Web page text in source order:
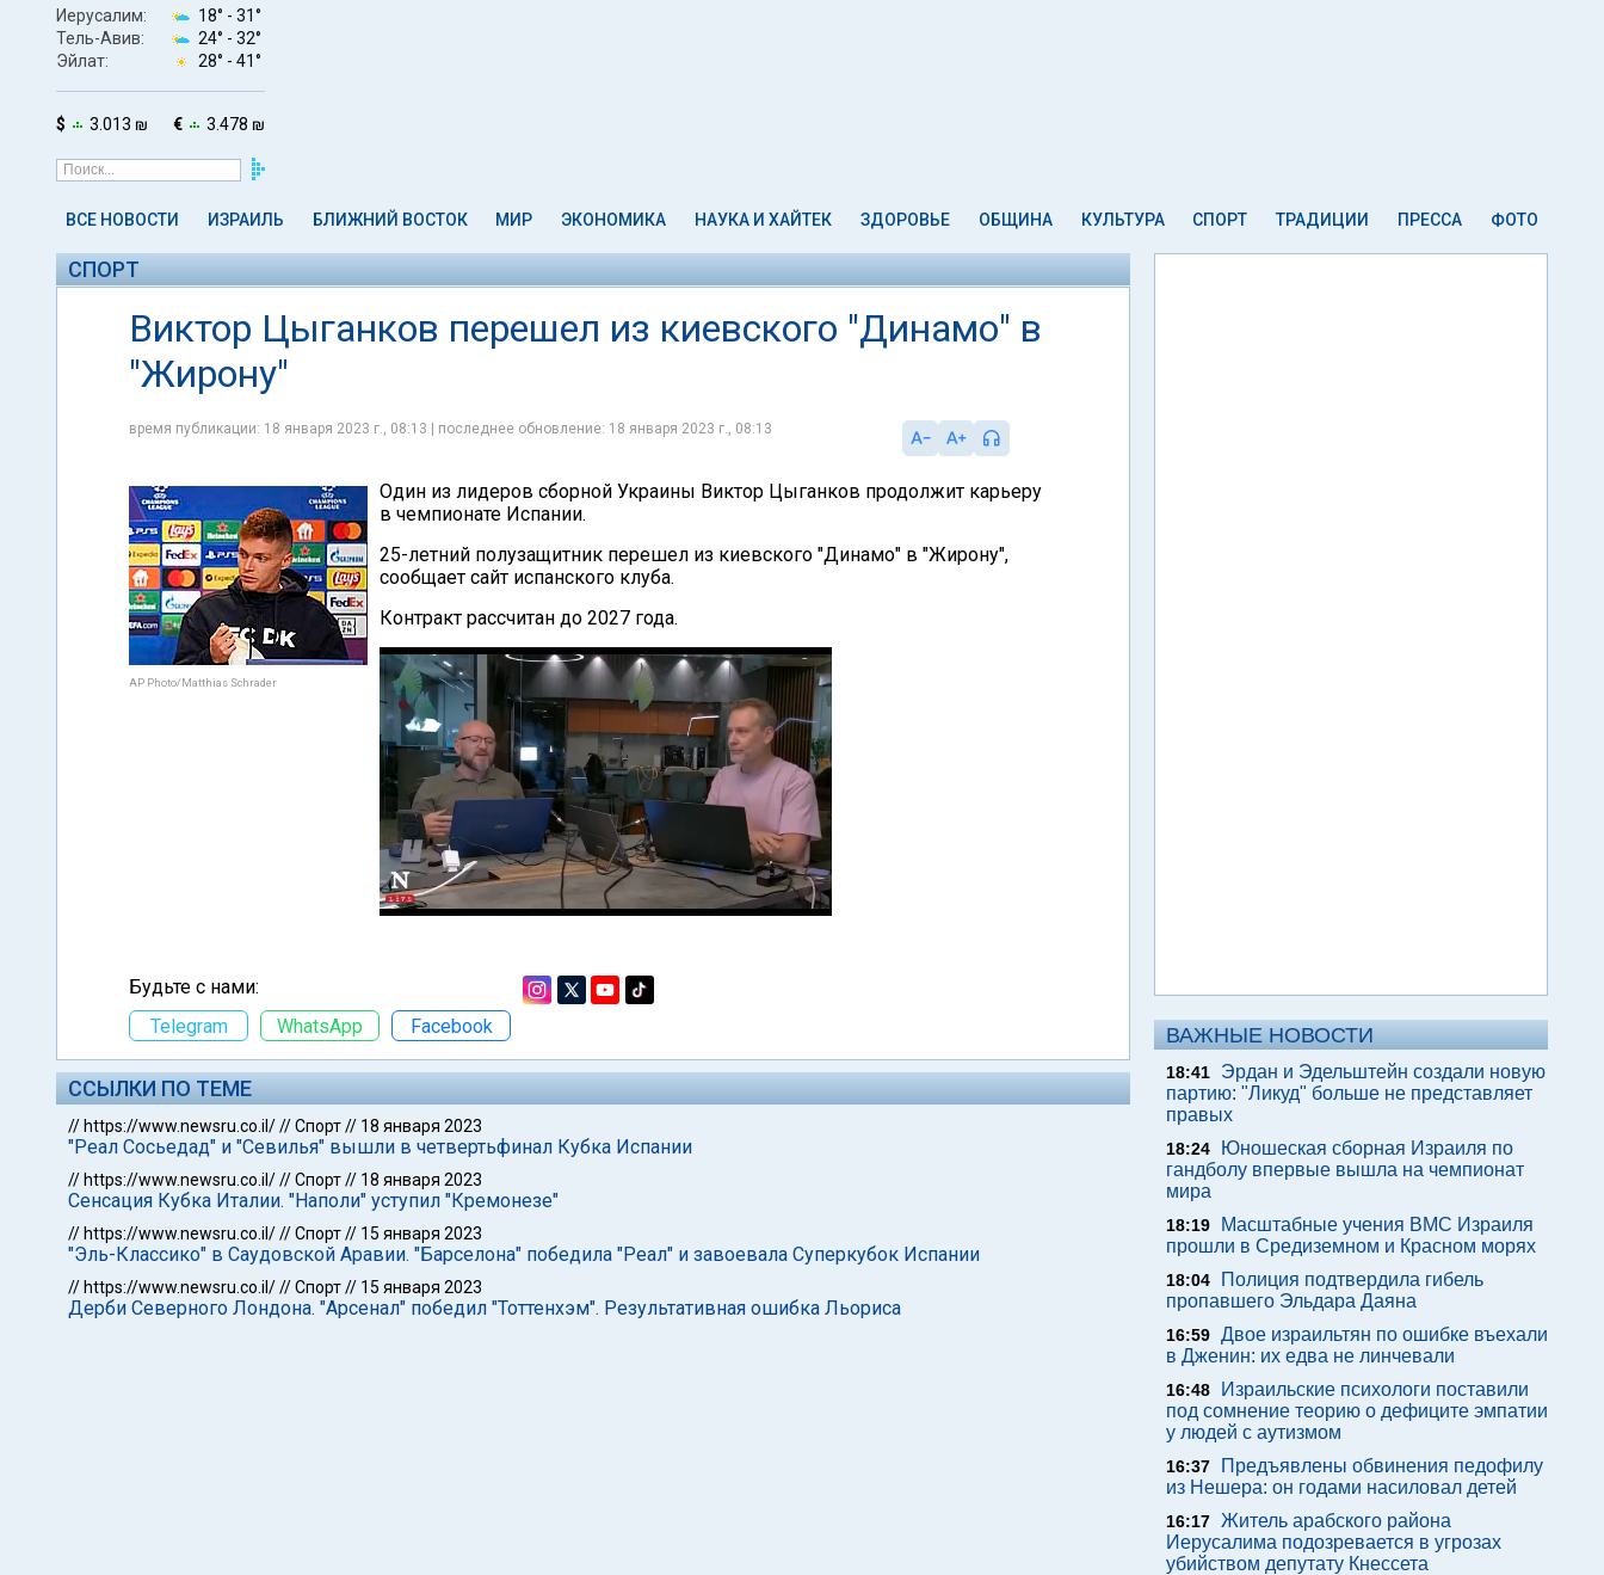
Иерусалим: 18° - 31°
Тель-Авив:
24° - 32°
Эйлат:
28° - 41°
$ 3.013 ₪ € 3.478 ₪
ВСЕ НОВОСТИ ИЗРАИЛЬ БЛИЖНИЙ ВОСТОК МИР ЭКОНОМИКА НАУКА И ХАЙТЕК ЗДОРОВЬЕ ОБЩИНА КУЛЬТУРА СПОРТ ТРАДИЦИИ ПРЕССА ФОТО
СПОРТ
Виктор Цыганков перешел из киевского "Динамо" в
"Жирону"
время публикации: 18 января 2023 г., 08:13 | последнее обновление: 18 января 2023 г., 08:13
AP Photo/Matthias Schrader
Один из лидеров сборной Украины Виктор Цыганков продолжит карьеру
в чемпионате Испании.
25-летний полузащитник перешел из киевского "Динамо" в "Жирону",
сообщает сайт испанского клуба.
Контракт рассчитан до 2027 года.
Будьте с нами:
Telegram
WhatsApp Facebook
ССЫЛКИ ПО ТЕМЕ
// https://www.newsru.co.il///Спорт// 18 января 2023
"Реал Сосьедад" и "Севилья" вышли в четвертьфинал Кубка Испании
// https://www.newsru.co.il///Спорт// 18 января 2023
Сенсация Кубка Италии. "Наполи" уступил "Кремонезе"
// https://www.newsru.co.il///Спорт// 15 января 2023
"Эль-Классико" в Саудовской Аравии. "Барселона" победила "Реал" и завоевала Суперкубок Испании
// https://www.newsru.co.il///Спорт// 15 января 2023
Дерби Северного Лондона. "Арсенал" победил "Тоттенхэм". Результативная ошибка Льориса
ВАЖНЫЕ НОВОСТИ
18:41
Эрдан и Эдельштейн создали новую
партию: "Ликуд" больше не представляет
правых
18:24
Юношеская сборная Израиля по
гандболу впервые вышла на чемпионат
мира
18:19
Масштабные учения ВМС Израиля
прошли в Средиземном и Красном морях
18:04
Полиция подтвердила гибель
пропавшего Эльдара Даяна
16:59 Двое израильтян по ошибке въехали
в Дженин: их едва не линчевали
16:48
Израильские психологи поставили
под сомнение теорию о дефиците эмпатии
у людей с аутизмом
16:37
Предъявлены обвинения педофилу
из Нешера: он годами насиловал детей
16:17 Житель арабского района
Иерусалима подозревается в угрозах
убийством депутату Кнессета